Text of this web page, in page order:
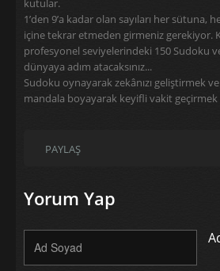
kutular.
1’den 9’a kadar olan sayıları her sütuna,
içine tekrar etmeden girmeniz gerekiyor.
profesyonel seviyelerindeki 150 Sudoku
dünyaya adım atacaksınız...
Sudoku oynayarak zekânızı geliştirmek
mandala boyayarak keyifli vakit geçirmek
PAYLAŞ
Yorum Yap